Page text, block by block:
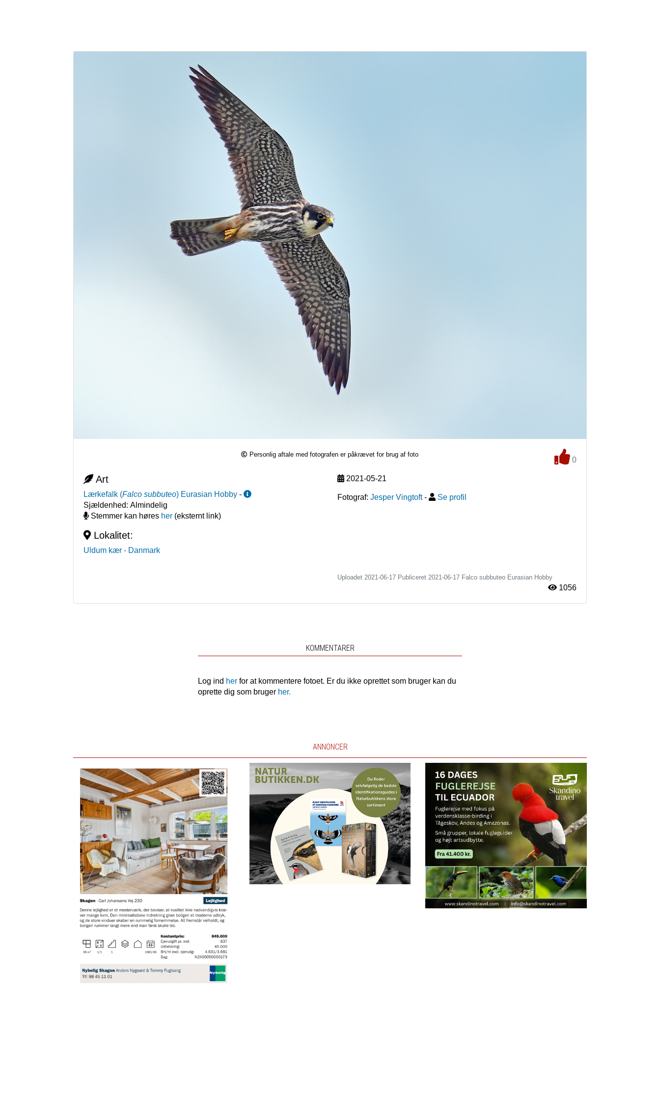
Personlig aftale med fotografen er påkrævet for brug af foto
0
Art
Lærkefalk (Falco subbuteo) Eurasian Hobby -
Sjældenhed:Almindelig
Stemmer kan høres her (eksternt link)
Lokalitet:
Uldum kær - Danmark
2021-05-21
Fotograf: Jesper Vingtoft - Se profil
Uploadet 2021-06-17 Publiceret 2021-06-17 Falco subbuteo Eurasian Hobby
1056
KOMMENTARER
Log ind her for at kommentere fotoet. Er du ikke oprettet som bruger kan du
oprette dig som bruger her.
ANNONCER